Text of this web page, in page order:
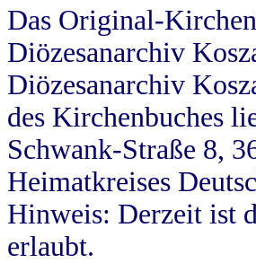
Das Original-
Diözesanarchiv
Diözesanarchiv
des Kirchenbuches
Schwank-Straße 8,
Heimatkreises
Hinweis: Derzeit ist
erlaubt.